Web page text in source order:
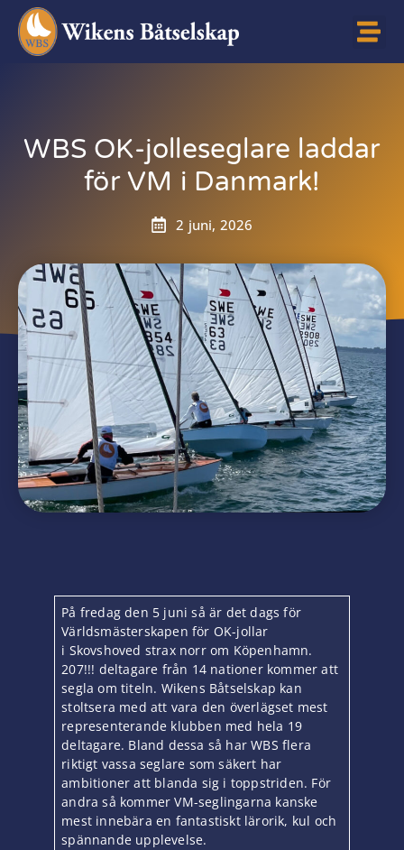
WBS OK-jolleseglare laddar
för VM i Danmark!
2 juni, 2026
På fredag den 5 juni så är det dags för
Världsmästerskapen för OK-jollar
i Skovshoved strax norr om Köpenhamn.
207!!! deltagare från 14 nationer kommer att
segla om titeln. Wikens Båtselskap kan
stoltsera med att vara den överlägset mest
representerande klubben med hela 19
deltagare. Bland dessa så har WBS flera
riktigt vassa seglare som säkert har
ambitioner att blanda sig i toppstriden. För
andra så kommer VM-seglingarna kanske
mest innebära en fantastiskt lärorik, kul och
spännande upplevelse.